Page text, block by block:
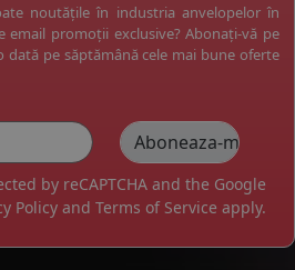
noutățile în industria anvelopelor în
email promoții exclusive? Abonați-vă pe
dată pe săptămână cele mai bune oferte
by reCAPTCHA and the Google
Policy and Terms of Service apply.